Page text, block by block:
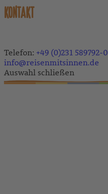
KONTAKT
Telefon: +49 (0)231 589792-0
info@reisenmitsinnen.de
Auswahl schließen